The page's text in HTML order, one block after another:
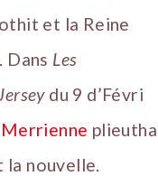
et la Reine
Dans Les
du 9 d’Févri
Merrienne
la nouvelle.